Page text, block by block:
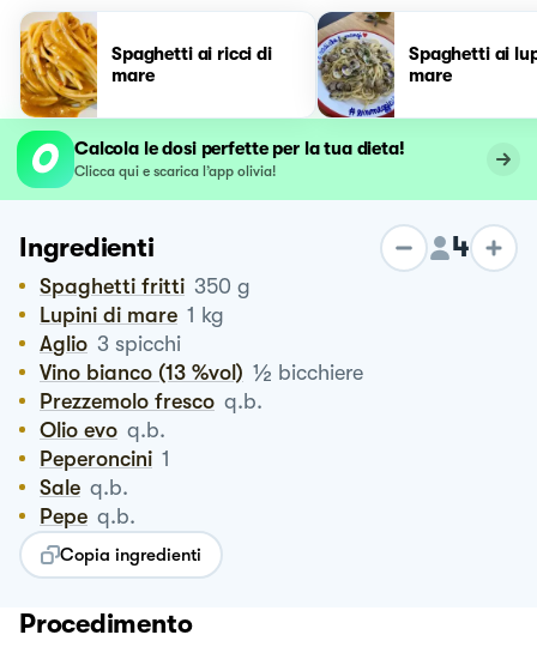
Spaghetti ai ricci di
mare
Spaghetti ai
mare
Calcola le dosi perfette per la tua dieta!
Clicca qui e scarica l’app olivia!
Ingredienti 4
Spaghetti fritti 350 g
Lupini di mare 1 kg
Aglio 3 spicchi
Vino bianco (13 %vol) ½ bicchiere
Prezzemolo fresco q.b.
Olio evo q.b.
Peperoncini 1
Sale q.b.
Pepe q.b.
Copia ingredienti
Procedimento